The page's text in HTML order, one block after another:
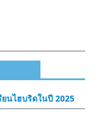
นไฮบริดในปี 2025